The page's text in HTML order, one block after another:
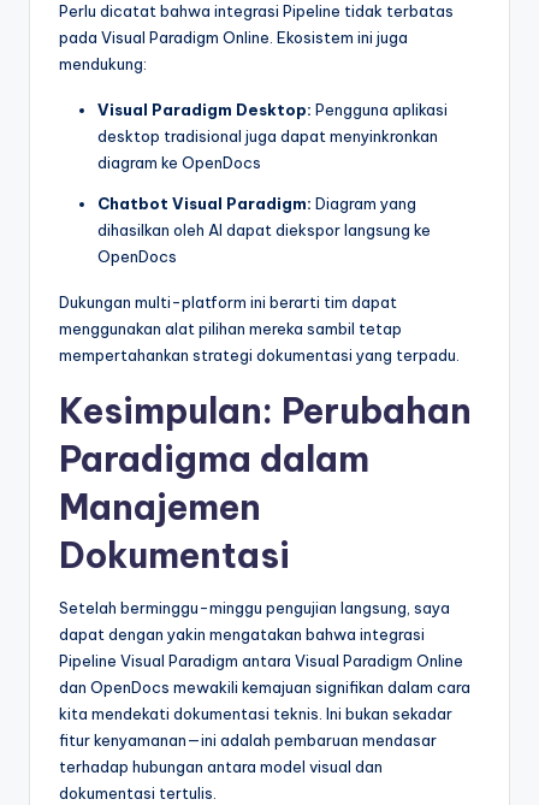
Perlu dicatat bahwa integrasi Pipeline tidak terbatas
pada Visual Paradigm Online. Ekosistem ini juga
mendukung:
Visual Paradigm Desktop: Pengguna aplikasi
desktop tradisional juga dapat menyinkronkan
diagram ke OpenDocs
Chatbot Visual Paradigm: Diagram yang
dihasilkan oleh AI dapat diekspor langsung ke
OpenDocs
Dukungan multi-platform ini berarti tim dapat
menggunakan alat pilihan mereka sambil tetap
mempertahankan strategi dokumentasi yang terpadu.
Kesimpulan: Perubahan
Paradigma dalam
Manajemen
Dokumentasi
Setelah berminggu-minggu pengujian langsung, saya
dapat dengan yakin mengatakan bahwa integrasi
Pipeline Visual Paradigm antara Visual Paradigm Online
dan OpenDocs mewakili kemajuan signifikan dalam cara
kita mendekati dokumentasi teknis. Ini bukan sekadar
fitur kenyamanan—ini adalah pembaruan mendasar
terhadap hubungan antara model visual dan
dokumentasi tertulis.